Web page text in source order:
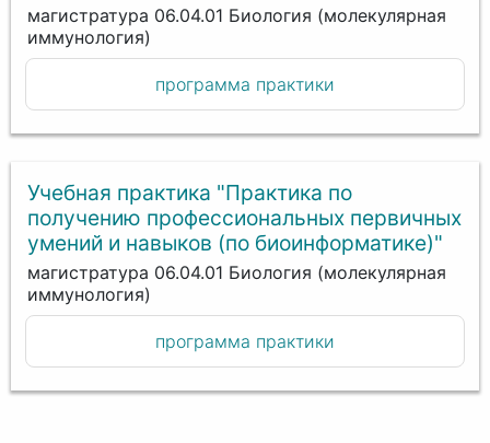
магистратура 06.04.01 Биология (молекулярная
иммунология)
программа практики
Учебная практика "Практика по
получению профессиональных первичных
умений и навыков (по биоинформатике)"
магистратура 06.04.01 Биология (молекулярная
иммунология)
программа практики